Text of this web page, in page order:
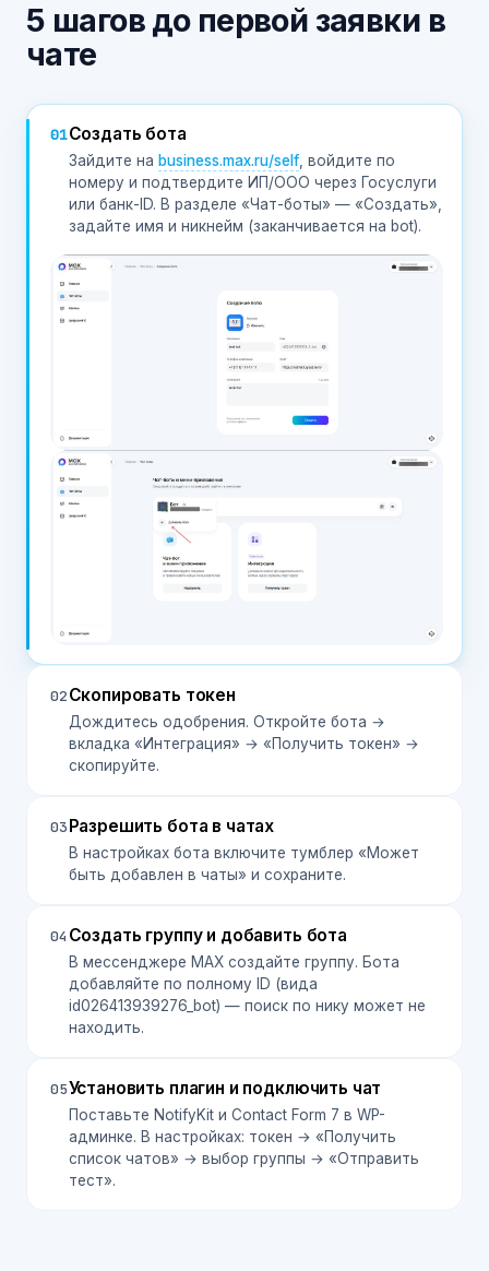
5 шагов до первой заявки в
чате
01Создать бота
Зайдите на business.max.ru/self, войдите по
номеру и подтвердите ИП/ООО через Госуслуги
или банк-ID. В разделе «Чат-боты» — «Создать»,
задайте имя и никнейм (заканчивается на bot).
02Скопировать токен
Дождитесь одобрения. Откройте бота →
вкладка «Интеграция» → «Получить токен» →
скопируйте.
03Разрешить бота в чатах
В настройках бота включите тумблер «Может
быть добавлен в чаты» и сохраните.
04 Создать группу и добавить бота
В мессенджере MAX создайте группу. Бота
добавляйте по полному ID (вида
id026413939276_bot) — поиск по нику может не
находить.
05Установить плагин и подключить чат
Поставьте NotifyKit и Contact Form 7 в WP-
админке. В настройках: токен → «Получить
список чатов» → выбор группы → «Отправить
тест».